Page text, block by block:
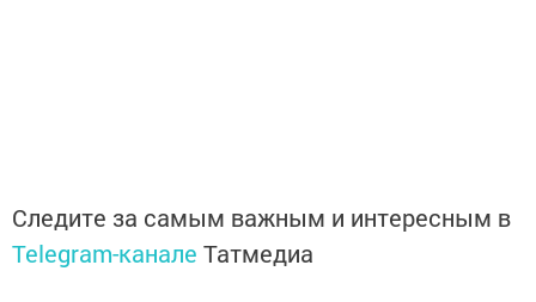
Следите за самым важным и интересным в
Telegram-канале Татмедиа